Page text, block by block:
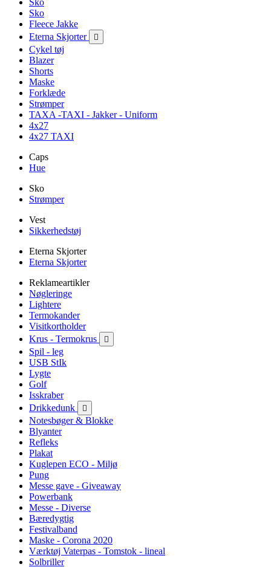
Sko
Sko
Fleece Jakke
Eterna Skjorter

Cykel tøj
Blazer
Shorts
Maske
Forklæde
Strømper
TAXA -TAXI - Jakker - Uniform
4x27
4x27 TAXI
Caps
Hue
Sko
Strømper
Vest
Sikkerhedstøj
Eterna Skjorter
Eterna Skjorter
Reklameartikler
Nøgleringe
Lightere
Termokander
Visitkortholder
Krus - Termokrus

Spil - leg
USB StIk
Lygte
Golf
Isskraber
Drikkedunk

Notesbøger & Blokke
Blyanter
Refleks
Plakat
Kuglepen ECO - Miljø
Pung
Messe gave - Giveaway
Powerbank
Messe - Diverse
Bæredygtig
Festivalband
Maske - Corona 2020
Værktøj Vaterpas - Tomstok - lineal
Solbriller